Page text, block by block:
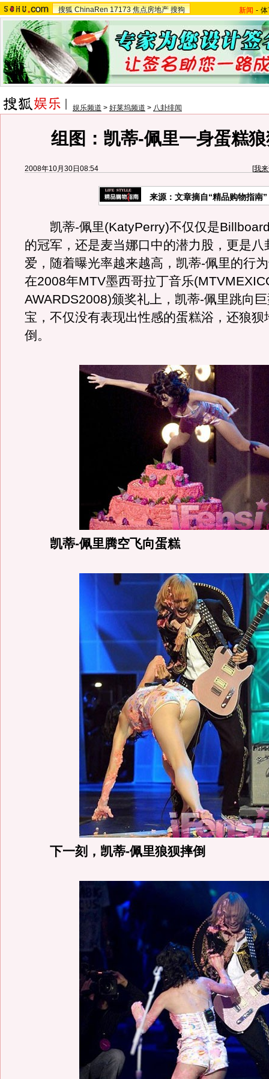
搜狐 ChinaRen 17173 焦点房地产 搜狗 新闻 -
娱乐频道 > 好莱坞频道 > 八卦绯闻
组图：凯蒂-佩里一身蛋糕
2008年10月30日08:54 [我
来源：文章摘自“精品购物指南”
凯蒂-佩里(KatyPerry)不仅仅是
的冠军，还是麦当娜口中的潜力股，更是八
爱，随着曝光率越来越高，凯蒂-佩里的行
在2008年MTV墨西哥拉丁音乐
AWARDS2008)颁奖礼上，凯蒂-佩里跳向
宝，不仅没有表现出性感的蛋糕浴，还狼狈
倒。
凯蒂-佩里腾空飞向蛋糕
下一刻，凯蒂-佩里狼狈摔倒